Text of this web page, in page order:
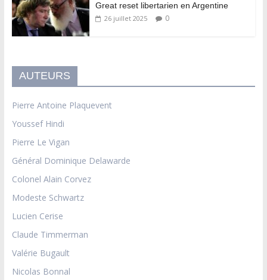
Great reset libertarien en Argentine
26 juillet 2025 0
AUTEURS
Pierre Antoine Plaquevent
Youssef Hindi
Pierre Le Vigan
Général Dominique Delawarde
Colonel Alain Corvez
Modeste Schwartz
Lucien Cerise
Claude Timmerman
Valérie Bugault
Nicolas Bonnal